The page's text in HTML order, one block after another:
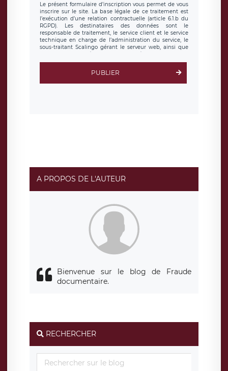
Le présent formulaire d’inscription vous permet de vous
inscrire sur le site. La base légale de ce traitement est
l’exécution d’une relation contractuelle (article 6.1.b du
RGPD). Les destinataires des données sont le
responsable de traitement, le service client et le service
technique en charge de l’administration du service, le
sous-traitant Scalingo gérant le serveur web, ainsi que
toute personne légalement autorisée. Le formulaire
d’inscription est hébergé sur un serveur hébergé par
clauses de
protection conformes au RGPD
. Les données collectées
sont conservées jusqu’à ce que l’Internaute en sollicite la
rue Léopold Sédar Senghor, joignable à l’adresse mail :
responsabledetraitement@legavox.fr. Vous avez
également le droit d’introduire une réclamation auprès
d’une autorité de contrôle.
PUBLIER
A PROPOS DE L'AUTEUR
Bienvenue sur le blog de Fraude
documentaire.
RECHERCHER